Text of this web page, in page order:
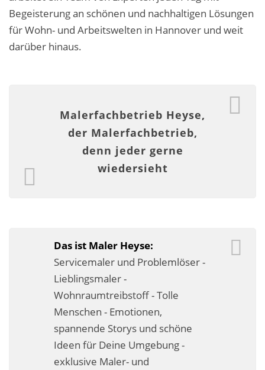
Fugenlos
Kalkkind-Fachbetrieb – Sumpfkalk-Oberflächen
Tapezierarbeiten
Wandbegrünungen
Wärmedämmung / WDVS
Business-Lösungen
Premium-Lösungen
Meine gute Empfehlung
Arbeitsbühne mieten
Heyse Lifestyle
Begeisterung an schönen und nachhaltigen Lösungen
für Wohn- und Arbeitswelten in Hannover und weit
darüber hinaus.
Malerfachbetrieb Heyse,
der Malerfachbetrieb,
denn jeder gerne
wiedersieht
Das ist Maler Heyse:
Servicemaler und Problemlöser -
Lieblingsmaler -
Wohnraumtreibstoff - Tolle
Menschen - Emotionen,
spannende Storys und schöne
Ideen für Deine Umgebung -
exklusive Maler- und